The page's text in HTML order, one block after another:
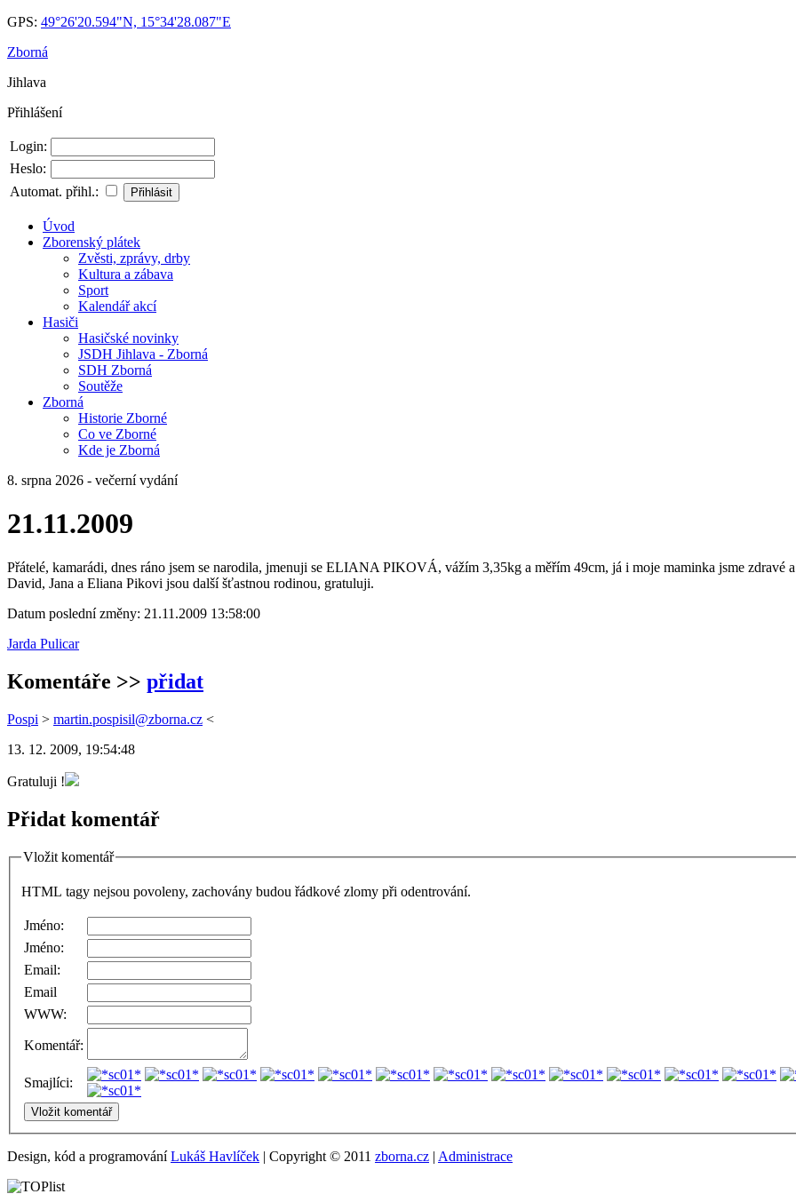
GPS: 49°26'20.594"N, 15°34'28.087"E
Zborná
Jihlava
Přihlášení
Login:
Heslo:
Automat. přihl.:
Úvod
Zborenský plátek
Zvěsti, zprávy, drby
Kultura a zábava
Sport
Kalendář akcí
Hasiči
Hasičské novinky
JSDH Jihlava - Zborná
SDH Zborná
Soutěže
Zborná
Historie Zborné
Co ve Zborné
Kde je Zborná
8. srpna 2026 - večerní vydání
21.11.2009
Přátelé, kamarádi, dnes ráno jsem se narodila, jmenuji se ELIANA PIKOVÁ, vážím 3,35kg a měřím 49cm, já i moje maminka jsme zdravé a
David, Jana a Eliana Pikovi jsou další šťastnou rodinou, gratuluji.
Datum poslední změny: 21.11.2009 13:58:00
Jarda Pulicar
Komentáře >> přidat
Pospi > martin.pospisil@zborna.cz <
13. 12. 2009, 19:54:48
Gratuluji !
Přidat komentář
Vložit komentář
HTML tagy nejsou povoleny, zachovány budou řádkové zlomy při odentrování.
Jméno:
Jméno:
Email:
Email
WWW:
Komentář:
Smajlíci:
Design, kód a programováníLukáš Havlíček | Copyright © 2011 zborna.cz | Administrace